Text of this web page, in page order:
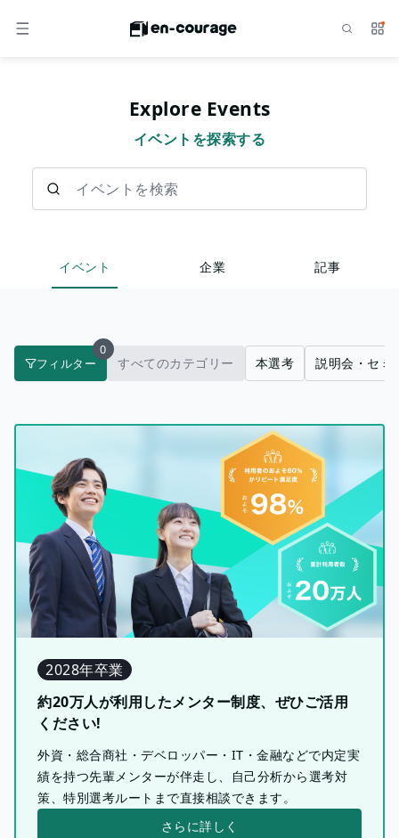
メニュー サ
Explore Events
イベントを探索する
イベント 企業 記事
フィルター
0
すべてのカテゴリー 本選考 説明会・セミ
2028年卒業
約20万人が利用したメンター制度、ぜひご活用
ください!
外資・総合商社・デベロッパー・IT・金融などで内定実
績を持つ先輩メンターが伴走し、自己分析から選考対
策、特別選考ルートまで直接相談できます。
さらに詳しく